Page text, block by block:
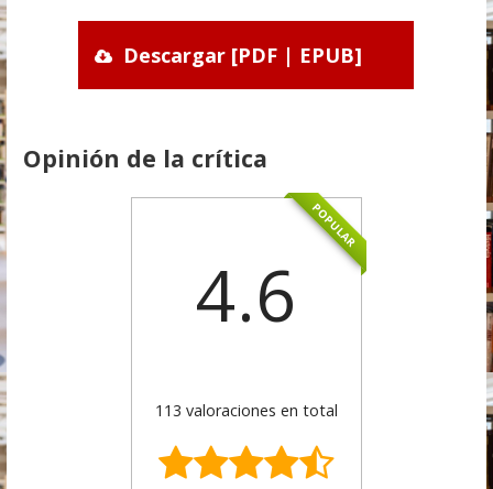
Descargar [PDF | EPUB]
Opinión de la crítica
POPULAR
4.6
113 valoraciones en total